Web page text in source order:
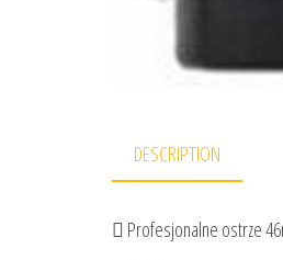
DESCRIPTION
 Profesjonalne ostrze